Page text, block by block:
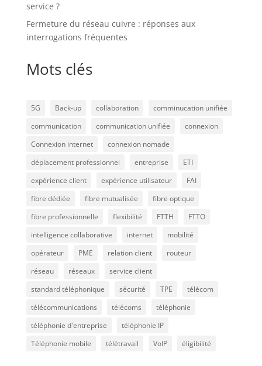
service ?
Fermeture du réseau cuivre : réponses aux
interrogations fréquentes
Mots clés
5G Back-up collaboration
comminucation unifiée
communication
communication unifiée
connexion
Connexion internet
connexion nomade
déplacement professionnel
entreprise
ETI
expérience client
expérience utilisateur
FAI
fibre dédiée
fibre mutualisée
fibre optique
fibre professionnelle
flexibilité FTTH
FTTO
intelligence collaborative
internet
mobilité
opérateur
PME relation client
routeur
réseau
réseaux
service client
standard téléphonique
sécurité TPE
télécom
télécommunications
télécoms
téléphonie
téléphonie d'entreprise
téléphonie IP
Téléphonie mobile
télétravail VoIP éligibilité